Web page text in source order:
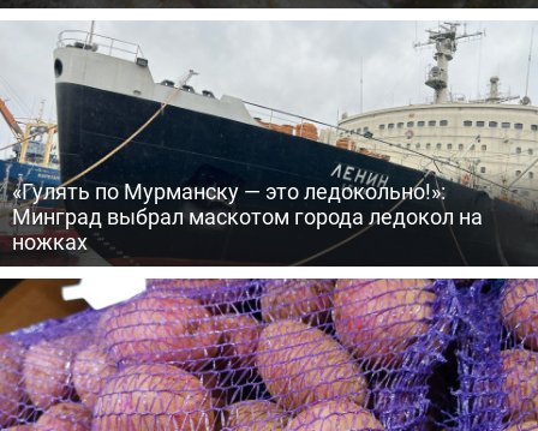
«Гулять по Мурманску — это ледокольно!»:
Минград выбрал маскотом города ледокол на
ножках